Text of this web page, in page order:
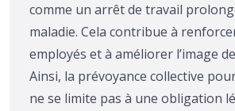
comme un arrêt de travail
maladie. Cela contribue à
employés et à améliorer l’image
Ainsi, la prévoyance collective
ne se limite pas à une obligation